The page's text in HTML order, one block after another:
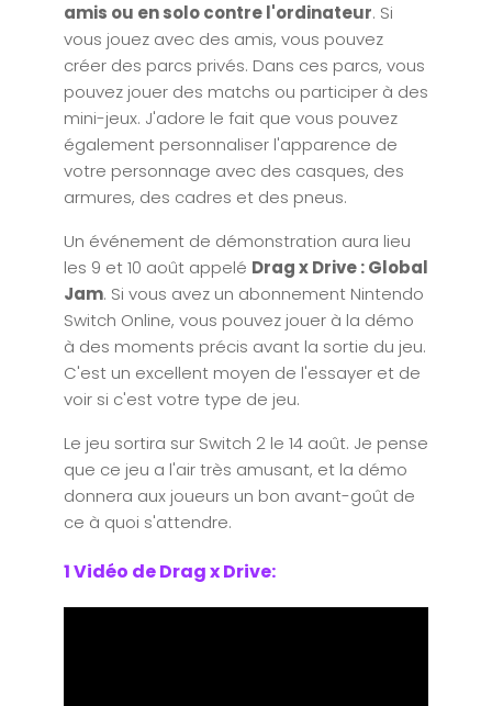
amis ou en solo contre l'ordinateur. Si
vous jouez avec des amis, vous pouvez
créer des parcs privés. Dans ces parcs, vous
pouvez jouer des matchs ou participer à des
mini-jeux. J'adore le fait que vous pouvez
également personnaliser l'apparence de
votre personnage avec des casques, des
armures, des cadres et des pneus.
Un événement de démonstration aura lieu
les 9 et 10 août appelé Drag x Drive : Global
Jam. Si vous avez un abonnement Nintendo
Switch Online, vous pouvez jouer à la démo
à des moments précis avant la sortie du jeu.
C'est un excellent moyen de l'essayer et de
voir si c'est votre type de jeu.
Le jeu sortira sur Switch 2 le 14 août. Je pense
que ce jeu a l'air très amusant, et la démo
donnera aux joueurs un bon avant-goût de
ce à quoi s'attendre.
1 Vidéo de Drag x Drive: